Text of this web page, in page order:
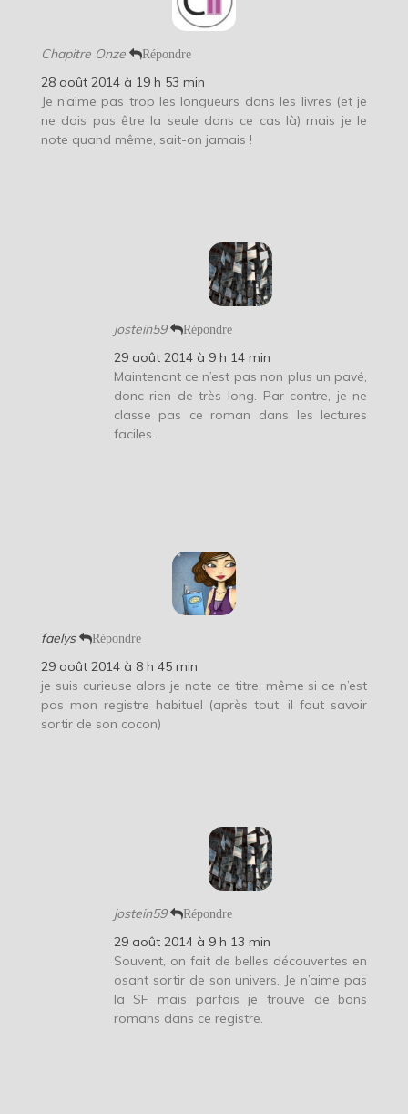
Chapitre Onze Répondre
28 août 2014 à 19 h 53 min
Je n’aime pas trop les longueurs dans les livres (et je
ne dois pas être la seule dans ce cas là) mais je le
note quand même, sait-on jamais !
jostein59 Répondre
29 août 2014 à 9 h 14 min
Maintenant ce n’est pas non plus un pavé,
donc rien de très long. Par contre, je ne
classe pas ce roman dans les lectures
faciles.
faelys Répondre
29 août 2014 à 8 h 45 min
je suis curieuse alors je note ce titre, même si ce n’est
pas mon registre habituel (après tout, il faut savoir
sortir de son cocon)
jostein59 Répondre
29 août 2014 à 9 h 13 min
Souvent, on fait de belles découvertes en
osant sortir de son univers. Je n’aime pas
la SF mais parfois je trouve de bons
romans dans ce registre.